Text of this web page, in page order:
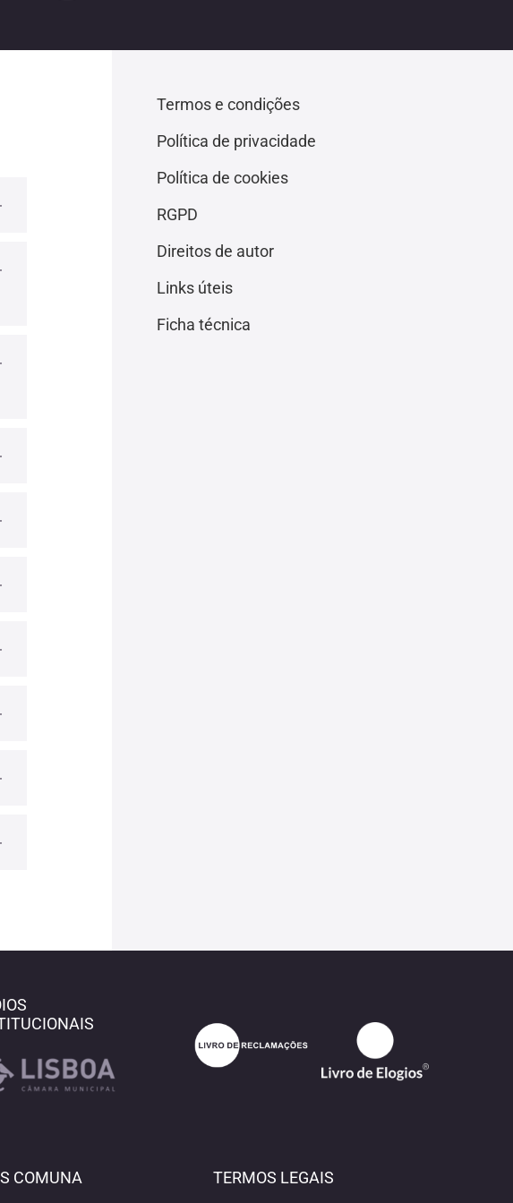
Termos e condições
Política de privacidade
Política de cookies
RGPD
Direitos de autor
Links úteis
Ficha técnica
COMUNA TERMOS LEGAIS